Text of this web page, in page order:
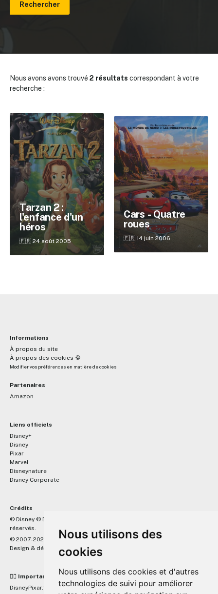
Nous utilisons des
cookies
Nous utilisons des cookies et d'autres
technologies de suivi pour améliorer
Rechercher
Nous avons avons trouvé 2 résultats correspondant à votre
recherche :
Tarzan 2 :
l'enfance d'un
héros
🇫🇷 24 août 2005
Cars - Quatre
roues
🇫🇷 14 juin 2006
Informations
À propos du site
À propos des cookies 🍪
Modifier vos préférences en matière de cookies
Partenaires
Amazon
Liens officiels
Disney+
Disney
Pixar
Marvel
Disneynature
Disney Corporate
Crédits
© Disney © Disney/Pixar © &
réservés.
© 2007-2026 DisneyPixar.fr
Design & développement :MonsieurPaul
☝🏼 Important
DisneyPixar.fr est un site indépendant et n'est en aucun cas lié de
✕